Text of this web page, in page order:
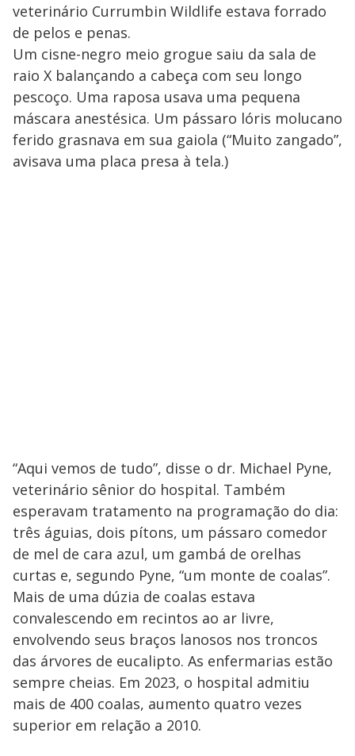
veterinário Currumbin Wildlife estava forrado
de pelos e penas.
Um cisne-negro meio grogue saiu da sala de
raio X balançando a cabeça com seu longo
pescoço. Uma raposa usava uma pequena
máscara anestésica. Um pássaro lóris molucano
ferido grasnava em sua gaiola (“Muito zangado”,
avisava uma placa presa à tela.)
“Aqui vemos de tudo”, disse o dr. Michael Pyne,
veterinário sênior do hospital. Também
esperavam tratamento na programação do dia:
três águias, dois pítons, um pássaro comedor
de mel de cara azul, um gambá de orelhas
curtas e, segundo Pyne, “um monte de coalas”.
Mais de uma dúzia de coalas estava
convalescendo em recintos ao ar livre,
envolvendo seus braços lanosos nos troncos
das árvores de eucalipto. As enfermarias estão
sempre cheias. Em 2023, o hospital admitiu
mais de 400 coalas, aumento quatro vezes
superior em relação a 2010.